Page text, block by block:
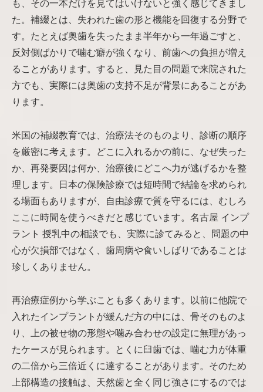
も、その一本だけを見てはいけないと強く感じてきまし
た。補綴とは、失われた歯の形と機能を回復する分野で
す。たとえば奥歯を失ったまま半年から一年過ごすと、
反対側ばかりで噛む癖が強くなり、前歯への負担が増え
ることがあります。すると、見た目の問題で来院された
方でも、実際には奥歯の支持不足が背景にあることがあ
ります。
米国の補綴教育では、治療法そのものより、診断の順序
を厳密に考えます。どこに入れるかの前に、なぜ失った
か、再発要因は何か、治療後にどこへ力が逃げるかを整
理します。日本の保険診療では短時間で結論を求められ
る場面もありますが、自由診療で質を守るには、むしろ
ここに時間を使うべきだと感じています。名古屋 インプ
ラント 授乳中の相談でも、実際に診てみると、問題の中
心が欠損部ではなく、歯周病や食いしばりであることは
珍しくありません。
再治療症例から学ぶことも多くあります。以前に他院で
入れたインプラントが緩んだ方の中には、骨そのものよ
り、上の被せ物の形態や噛み合わせの設定に無理があっ
たケースが見られます。とくに臼歯では、噛む力が体重
の二倍から三倍近くに達することがあります。そのため
上部構造の接触は、天然歯と全く同じ強さにするのでは